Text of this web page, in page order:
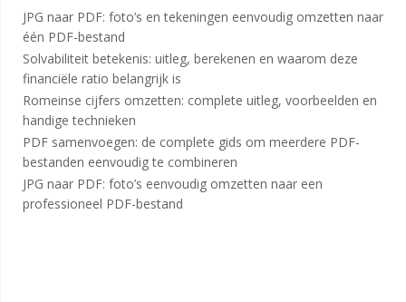
JPG naar PDF: foto’s en tekeningen eenvoudig omzetten naar
één PDF-bestand
Solvabiliteit betekenis: uitleg, berekenen en waarom deze
financiële ratio belangrijk is
Romeinse cijfers omzetten: complete uitleg, voorbeelden en
handige technieken
PDF samenvoegen: de complete gids om meerdere PDF-
bestanden eenvoudig te combineren
JPG naar PDF: foto’s eenvoudig omzetten naar een
professioneel PDF-bestand